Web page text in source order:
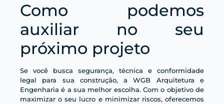
Como podemos
auxiliar no seu
próximo projeto
Se você busca segurança, técnica e conformidade
legal para sua construção, a WGB Arquitetura e
Engenharia é a sua melhor escolha. Com o objetivo de
maximizar o seu lucro e minimizar riscos, oferecemos